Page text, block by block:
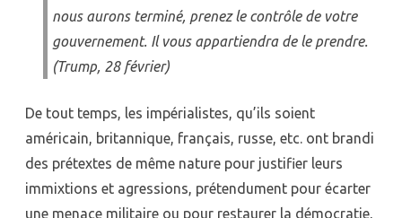
nous aurons terminé, prenez le contrôle de votre
gouvernement. Il vous appartiendra de le prendre.
(Trump, 28 février)
De tout temps, les impérialistes, qu’ils soient
américain, britannique, français, russe, etc. ont brandi
des prétextes de même nature pour justifier leurs
immixtions et agressions, prétendument pour écarter
une menace militaire ou pour restaurer la démocratie,